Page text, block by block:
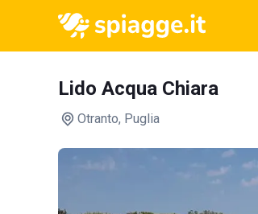
Lido Acqua Chiara
Otranto, Puglia